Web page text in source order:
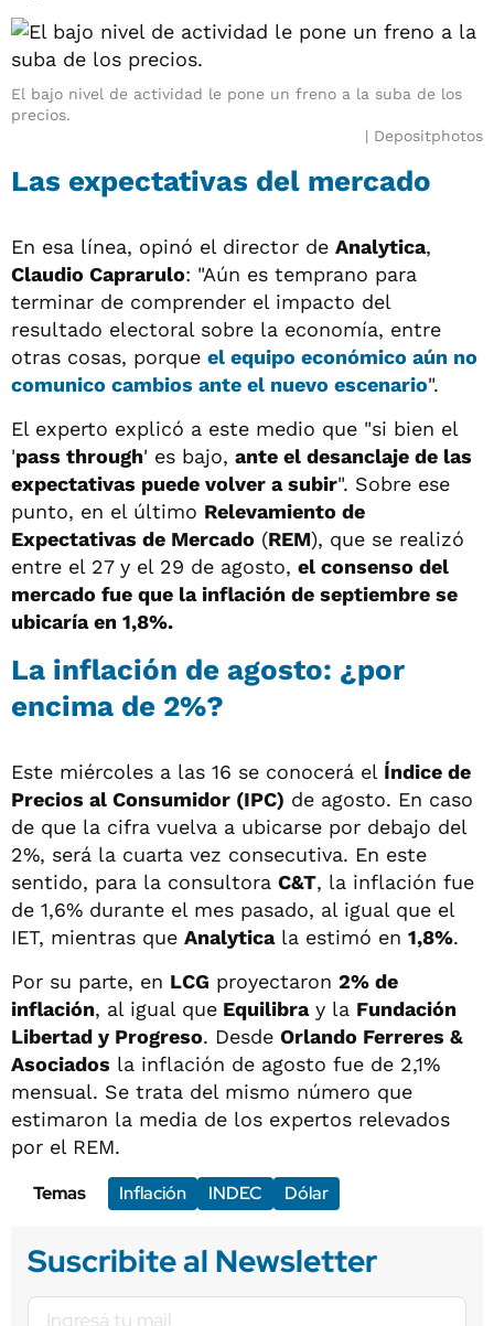
El bajo nivel de actividad le pone un freno a la suba de los
precios.
Depositphotos
Las expectativas del mercado
En esa línea, opinó el director de Analytica,
Claudio Caprarulo: "Aún es temprano para
terminar de comprender el impacto del
resultado electoral sobre la economía, entre
otras cosas, porque el equipo económico aún no
comunico cambios ante el nuevo escenario".
El experto explicó a este medio que "si bien el
'pass through' es bajo, ante el desanclaje de las
expectativas puede volver a subir". Sobre ese
punto, en el último Relevamiento de
Expectativas de Mercado (REM), que se realizó
entre el 27 y el 29 de agosto, el consenso del
mercado fue que la inflación de septiembre se
ubicaría en 1,8%.
La inflación de agosto: ¿por
encima de 2%?
Este miércoles a las 16 se conocerá el Índice de
Precios al Consumidor (IPC) de agosto. En caso
de que la cifra vuelva a ubicarse por debajo del
2%, será la cuarta vez consecutiva. En este
sentido, para la consultora C&T, la inflación fue
de 1,6% durante el mes pasado, al igual que el
IET, mientras que Analyticala estimó en 1,8%.
Por su parte, en LCG proyectaron 2% de
inflación, al igual que Equilibray la Fundación
Libertad y Progreso. Desde Orlando Ferreres &
Asociados la inflación de agosto fue de 2,1%
mensual. Se trata del mismo número que
estimaron la media de los expertos relevados
por el REM.
Temas
Inflación INDEC Dólar
Suscribite al Newsletter